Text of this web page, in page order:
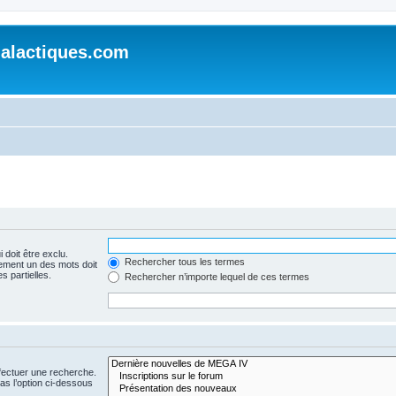
doit être exclu.
un des mots doit
partielles.
Rechercher tous les termes
Rechercher n’importe lequel de ces termes
une recherche.
l’option ci-dessous